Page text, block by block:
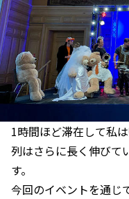
1時間ほど滞在して私
列はさらに長く伸びて
す。
今回のイベントを通じ